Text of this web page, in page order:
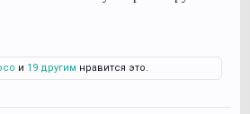
и 19 другим нравится это.